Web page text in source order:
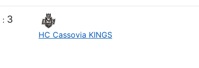
: 3
HC Cassovia KINGS